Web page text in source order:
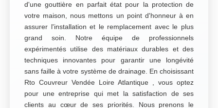
d'une gouttière en parfait état pour la protection de
votre maison, nous mettons un point d'honneur à en
assurer l'installation et le remplacement avec le plus
grand soin. Notre équipe de professionnels
expérimentés utilise des matériaux durables et des
techniques innovantes pour garantir une longévité
sans faille à votre système de drainage. En choisissant
Rto Couvreur Vendée Loire Atlantique , vous optez
pour une entreprise qui met la satisfaction de ses
clients au cœur de ses priorités. Nous prenons le